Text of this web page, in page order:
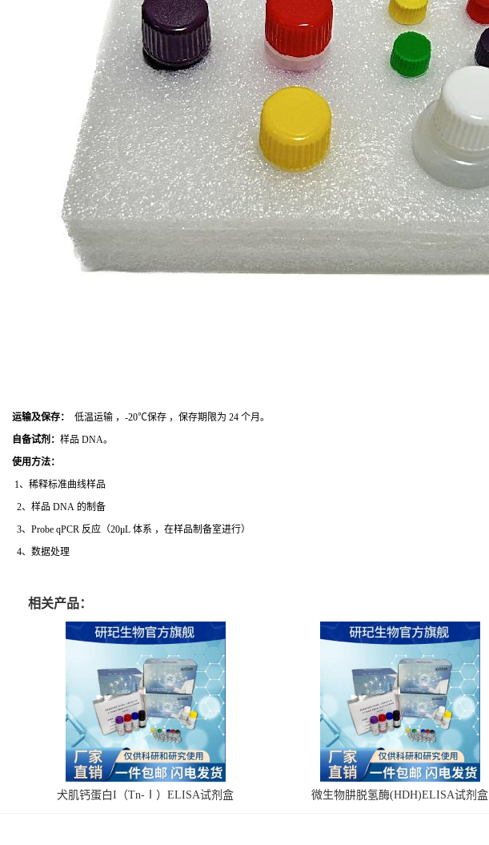
运输及保存：
低温运输 ，-20℃保存 ，保存期限为 24 个月。
自备试剂： 样品 DNA。
使用方法：
1、稀释标准曲线样品
2、样品 DNA 的制备
3、Probe qPCR 反应（20μL 体系 ，在样品制备室进行）
4、数据处理
相关产品：
犬肌钙蛋白I（Tn-Ⅰ）ELISA试剂盒 微生物肼脱氢酶(HDH)ELISA试剂盒